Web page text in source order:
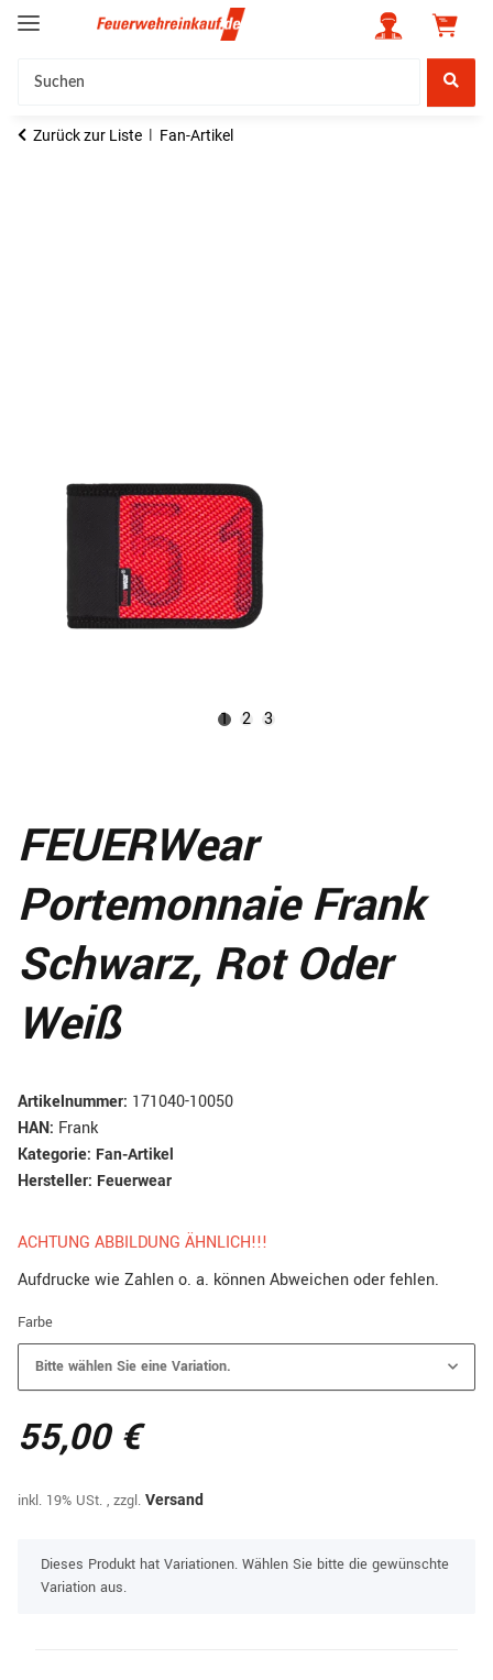
Zurück zur Liste Fan-Artikel
1 2 3
FEUERWear
Portemonnaie Frank
Schwarz, Rot Oder
Weiß
Artikelnummer: 171040-10050
HAN: Frank
Kategorie: Fan-Artikel
Hersteller: Feuerwear
ACHTUNG ABBILDUNG ÄHNLICH!!!
Aufdrucke wie Zahlen o. a. können Abweichen oder fehlen.
Farbe
Bitte wählen Sie eine Variation.
55,00 €
inkl. 19% USt. , zzgl. Versand
xDieses Produkt hat Variationen. Wählen Sie bitte die gewünschte
Variation aus.